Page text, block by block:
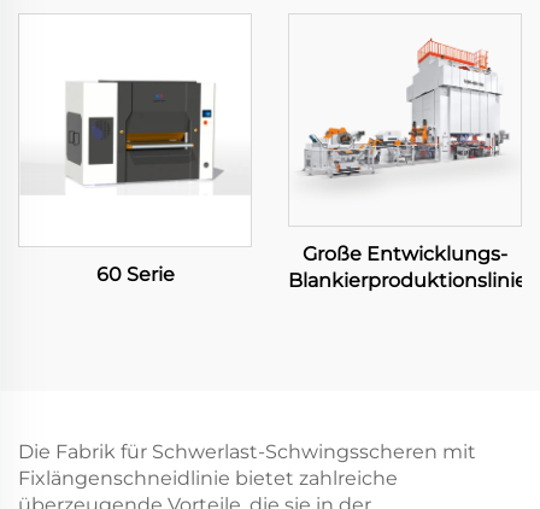
60 Serie
Große Entwicklungs-
Blankierproduktionslinie
Die Fabrik für Schwerlast-Schwingsscheren mit
Fixlängenschneidlinie bietet zahlreiche